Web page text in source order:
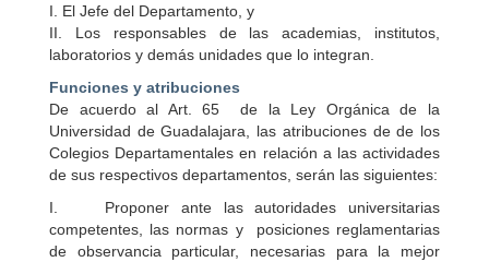
I. El Jefe del Departamento, y
II. Los responsables de las academias, institutos,
laboratorios y demás unidades que lo integran.
Funciones y atribuciones
De acuerdo al Art. 65 de la Ley Orgánica de la
Universidad de Guadalajara, las atribuciones de de los
Colegios Departamentales en relación a las actividades
de sus respectivos departamentos, serán las siguientes:
I. Proponer ante las autoridades universitarias
competentes, las normas y posiciones reglamentarias
de observancia particular, necesarias para la mejor